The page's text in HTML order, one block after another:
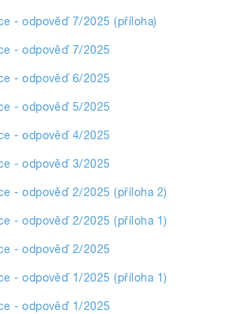
- odpověď 7/2025 (příloha)
- odpověď 7/2025
- odpověď 6/2025
- odpověď 5/2025
- odpověď 4/2025
- odpověď 3/2025
- odpověď 2/2025 (příloha 2)
- odpověď 2/2025 (příloha 1)
- odpověď 2/2025
- odpověď 1/2025 (příloha 1)
- odpověď 1/2025